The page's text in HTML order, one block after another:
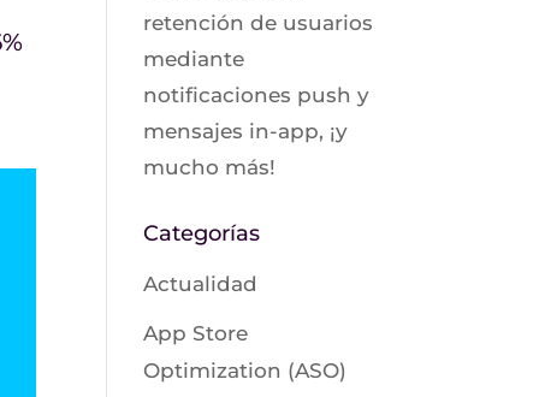
retención de usuarios
mediante
notificaciones push y
mensajes in-app, ¡y
mucho más!
Categorías
Actualidad
App Store
Optimization (ASO)